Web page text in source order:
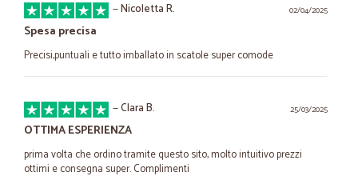
02/04/2025
—Nicoletta R.
Spesa precisa
Precisi,puntuali e tutto imballato in scatole super comode
25/03/2025
—Clara B.
OTTIMA ESPERIENZA
prima volta che ordino tramite questo sito, molto intuitivo prezzi
ottimi e consegna super. Complimenti